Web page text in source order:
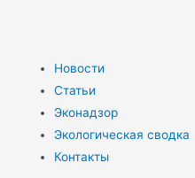
Новости
Статьи
Эконадзор
Экологическая сводка
Контакты